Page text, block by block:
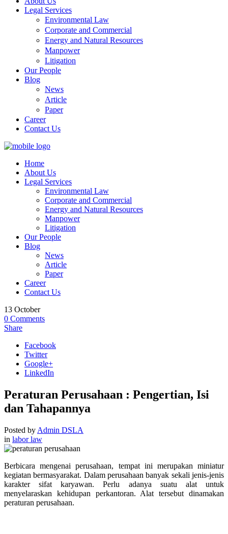
Legal Services
Environmental Law
Corporate and Commercial
Energy and Natural Resources
Manpower
Litigation
Our People
Blog
News
Article
Paper
Career
Contact Us
Home
About Us
Legal Services
Environmental Law
Corporate and Commercial
Energy and Natural Resources
Manpower
Litigation
Our People
Blog
News
Article
Paper
Career
Contact Us
13 October
0 Comments
Share
Facebook
Twitter
Google+
LinkedIn
Peraturan Perusahaan : Pengertian, Isi
dan Tahapannya
Posted by Admin DSLA
in labor law
Berbicara mengenai perusahaan, tempat ini merupakan miniatur
kegiatan bermasyarakat. Dalam perusahaan banyak sekali jenis-jenis
karakter sifat karyawan. Perlu adanya suatu alat untuk
menyelaraskan kehidupan perkantoran. Alat tersebut dinamakan
peraturan perusahaan.